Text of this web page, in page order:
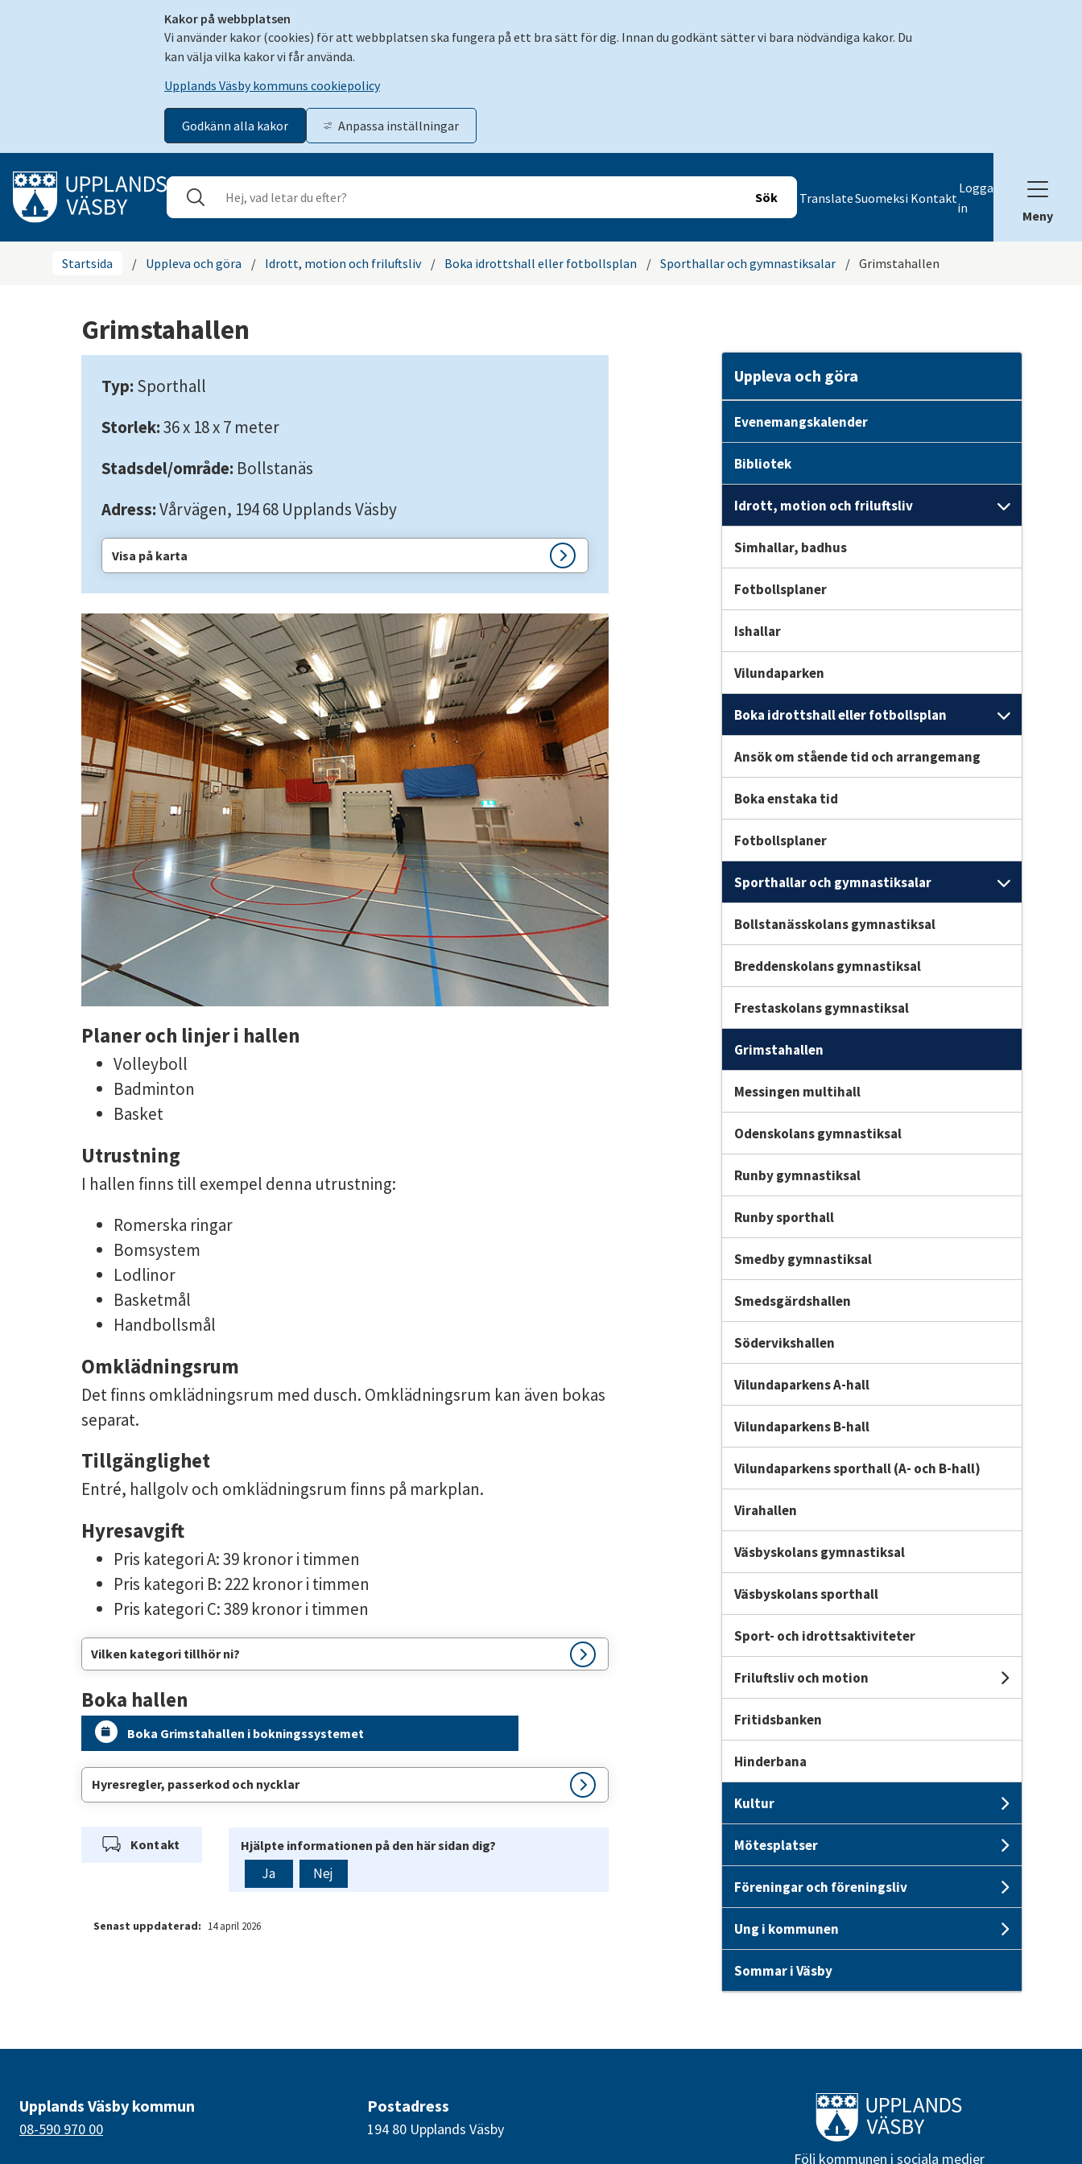
Kakor på webbplatsen
Vi använder kakor (cookies) för att webbplatsen ska fungera på ett bra sätt för dig. Innan du godkänt sätter vi bara nödvändiga kakor. Du
kan välja vilka kakor vi får använda.
Upplands Väsby kommuns cookiepolicy
Godkänn alla kakor Anpassa inställningar
Gå till innehåll
Sök
TranslateSuomeksi Kontakt
Logga
in
Meny
Startsida / Uppleva och göra / Idrott, motion och friluftsliv / Boka idrottshall eller fotbollsplan / Sporthallar och gymnastiksalar / Grimstahallen
Grimstahallen
Typ: Sporthall
Storlek: 36 x 18 x 7 meter
Stadsdel/område: Bollstanäs
Adress: Vårvägen, 194 68 Upplands Väsby
Visa på karta
Planer och linjer i hallen
Volleyboll
Badminton
Basket
Utrustning
I hallen finns till exempel denna utrustning:
Romerska ringar
Bomsystem
Lodlinor
Basketmål
Handbollsmål
Omklädningsrum
Det finns omklädningsrum med dusch. Omklädningsrum kan även bokas
separat.
Tillgänglighet
Entré, hallgolv och omklädningsrum finns på markplan.
Hyresavgift
Pris kategori A: 39 kronor i timmen
Pris kategori B: 222 kronor i timmen
Pris kategori C: 389 kronor i timmen
Vilken kategori tillhör ni?
Boka hallen
Boka Grimstahallen i bokningssystemet
Hyresregler, passerkod och nycklar
Kontakt Hjälpte informationen på den här sidan dig?
Ja Nej
Senast uppdaterad: 14 april 2026
Uppleva och göra
Evenemangskalender
Bibliotek
Idrott, motion och friluftsliv
Simhallar, badhus
Fotbollsplaner
Ishallar
Vilundaparken
Boka idrottshall eller fotbollsplan
Ansök om stående tid och arrangemang
Boka enstaka tid
Fotbollsplaner
Sporthallar och gymnastiksalar
Bollstanässkolans gymnastiksal
Breddenskolans gymnastiksal
Frestaskolans gymnastiksal
Grimstahallen
Messingen multihall
Odenskolans gymnastiksal
Runby gymnastiksal
Runby sporthall
Smedby gymnastiksal
Smedsgärdshallen
Södervikshallen
Vilundaparkens A-hall
Vilundaparkens B-hall
Vilundaparkens sporthall (A- och B-hall)
Virahallen
Väsbyskolans gymnastiksal
Väsbyskolans sporthall
Sport- och idrottsaktiviteter
Friluftsliv och motion
Fritidsbanken
Hinderbana
Kultur
Mötesplatser
Föreningar och föreningsliv
Ung i kommunen
Sommar i Väsby
Upplands Väsby kommun
08-590 970 00
Postadress
194 80 Upplands Väsby
Till startsidan
Följ kommunen i sociala medier